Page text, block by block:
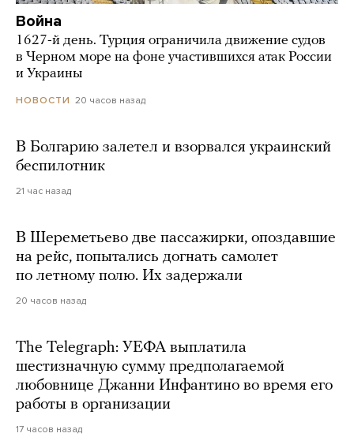
Война
1627-й день. Турция ограничила движение судов
в Черном море на фоне участившихся атак России
и Украины
НОВОСТИ 20 часов назад
В Болгарию залетел и взорвался украинский
беспилотник
21 час назад
В Шереметьево две пассажирки, опоздавшие
на рейс, попытались догнать самолет
по летному полю. Их задержали
20 часов назад
The Telegraph: УЕФА выплатила
шестизначную сумму предполагаемой
любовнице Джанни Инфантино во время его
работы в организации
17 часов назад